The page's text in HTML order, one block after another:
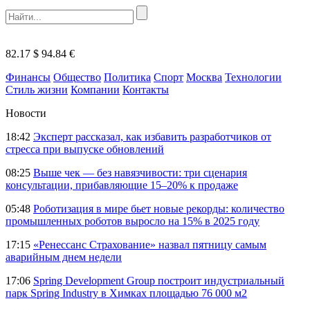
82.17 $ 94.84 €
Финансы Общество Политика Спорт Москва Технологии
Стиль жизни Компании Контакты
Новости
18:42 Эксперт рассказал, как избавить разработчиков от
стресса при выпуске обновлений
08:25 Выше чек — без навязчивости: три сценария
консультации, прибавляющие 15–20% к продаже
05:48 Роботизация в мире бьет новые рекорды: количество
промышленных роботов выросло на 15% в 2025 году
17:15 «Ренессанс Страхование» назвал пятницу самым
аварийным днем недели
17:06 Spring Development Group построит индустриальный
парк Spring Industry в Химках площадью 76 000 м2